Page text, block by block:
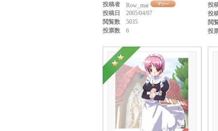
投稿者
Row_mar
投稿日
2005/04/07
閲覧数
5035
投票数
6
投
投
閲
投